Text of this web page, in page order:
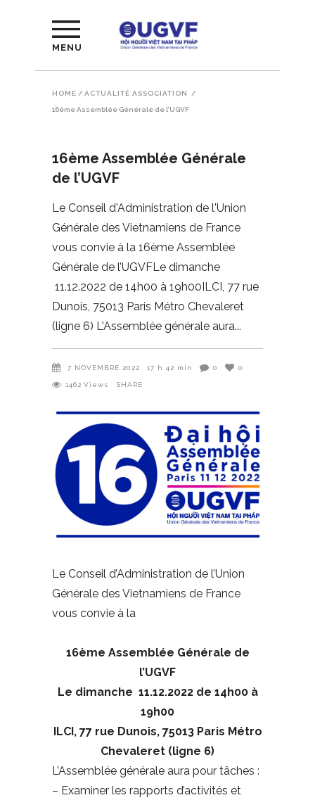
MENU
HOME / ACTUALITÉ ASSOCIATION /
16ème Assemblée Générale de l’UGVF
16ème Assemblée Générale
de l’UGVF
Le Conseil d'Administration de l'Union
Générale des Vietnamiens de France
vous convie à la 16ème Assemblée
Générale de l’UGVFLe dimanche
11.12.2022 de 14h00 à 19h00ILCI, 77 rue
Dunois, 75013 Paris Métro Chevaleret
(ligne 6) L'Assemblée générale aura
7 NOVEMBRE 2022 17 h 42 min 0 0
1462 Views SHARE
Le Conseil d’Administration de l’Union
Générale des Vietnamiens de France
vous convie à la
16ème Assemblée Générale de
l’UGVF
Le dimanche 11.12.2022 de 14h00 à
19h00
ILCI, 77 rue Dunois, 75013 Paris Métro
Chevaleret (ligne 6)
L’Assemblée générale aura pour tâches :
– Examiner les rapports d’activités et